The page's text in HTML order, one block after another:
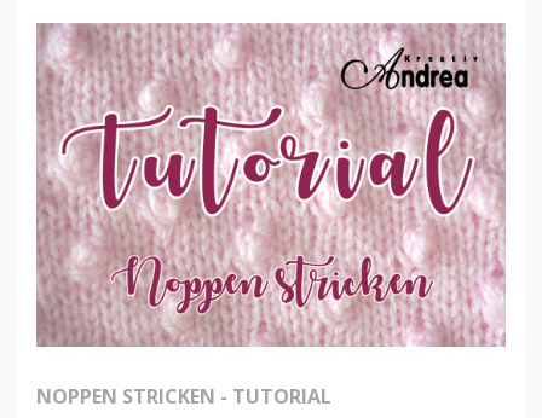
NOPPEN STRICKEN - TUTORIAL